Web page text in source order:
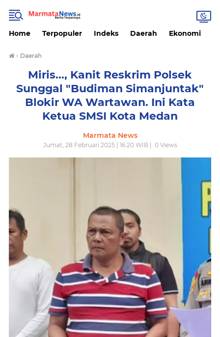
Home Terpopuler Indeks Daerah Ekonomi
› Daerah
Miris..., Kanit Reskrim Polsek
Sunggal "Budiman Simanjuntak"
Blokir WA Wartawan. Ini Kata
Ketua SMSI Kota Medan
Marmata News
Jumat, 28 Februari 2025 | 16.20 WIB | 0Views